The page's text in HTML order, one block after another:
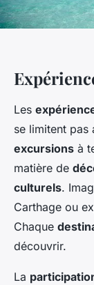
Les
se limitent pas
excursions à
matière de
culturels.
Carthage ou
Chaque
découvrir.
La